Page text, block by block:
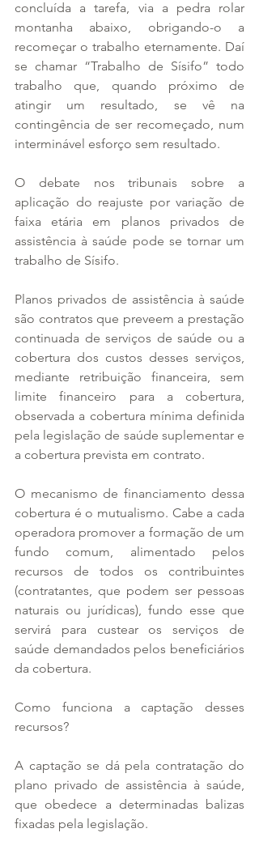
concluída a tarefa, via a pedra rolar
montanha abaixo, obrigando-o a
recomeçar o trabalho eternamente. Daí
se chamar “Trabalho de Sísifo” todo
trabalho que, quando próximo de
atingir um resultado, se vê na
contingência de ser recomeçado, num
interminável esforço sem resultado.
O debate nos tribunais sobre a
aplicação do reajuste por variação de
faixa etária em planos privados de
assistência à saúde pode se tornar um
trabalho de Sísifo.
Planos privados de assistência à saúde
são contratos que preveem a prestação
continuada de serviços de saúde ou a
cobertura dos custos desses serviços,
mediante retribuição financeira, sem
limite financeiro para a cobertura,
observada a cobertura mínima definida
pela legislação de saúde suplementar e
a cobertura prevista em contrato.
O mecanismo de financiamento dessa
cobertura é o mutualismo. Cabe a cada
operadora promover a formação de um
fundo comum, alimentado pelos
recursos de todos os contribuintes
(contratantes, que podem ser pessoas
naturais ou jurídicas), fundo esse que
servirá para custear os serviços de
saúde demandados pelos beneficiários
da cobertura.
Como funciona a captação desses
recursos?
A captação se dá pela contratação do
plano privado de assistência à saúde,
que obedece a determinadas balizas
fixadas pela legislação.